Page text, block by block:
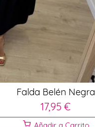
Falda Belén Negra
17,95 €